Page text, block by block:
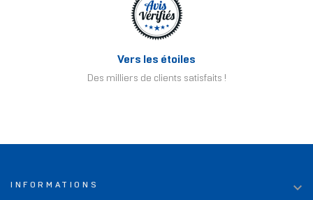
Vers les étoiles
Des milliers de clients satisfaits !
INFORMATIONS 